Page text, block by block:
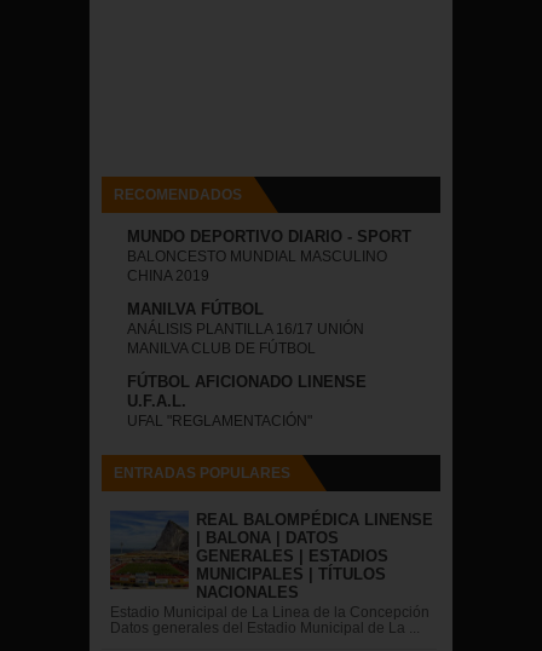
RECOMENDADOS
MUNDO DEPORTIVO DIARIO - SPORT
BALONCESTO MUNDIAL MASCULINO
CHINA 2019
MANILVA FÚTBOL
ANÁLISIS PLANTILLA 16/17 UNIÓN
MANILVA CLUB DE FÚTBOL
FÚTBOL AFICIONADO LINENSE
U.F.A.L.
UFAL "REGLAMENTACIÓN"
ENTRADAS POPULARES
REAL BALOMPÉDICA LINENSE
| BALONA | DATOS
GENERALES | ESTADIOS
MUNICIPALES | TÍTULOS
NACIONALES
Estadio Municipal de La Linea de la Concepción
Datos generales del Estadio Municipal de La ...